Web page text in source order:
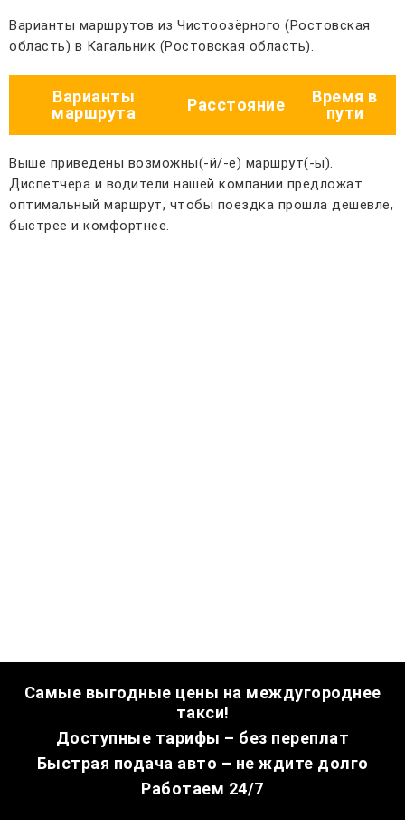
Варианты маршрутов из Чистоозёрного (Ростовская
область) в Кагальник (Ростовская область).
Варианты
маршрута
Расстояние
Время в
пути
Выше приведены возможны(-й/-е) маршрут(-ы).
Диспетчера и водители нашей компании предложат
оптимальный маршрут, чтобы поездка прошла дешевле,
быстрее и комфортнее.
Самые выгодные цены на междугороднее
такси!
Доступные тарифы – без переплат
Быстрая подача авто – не ждите долго
Работаем 24/7